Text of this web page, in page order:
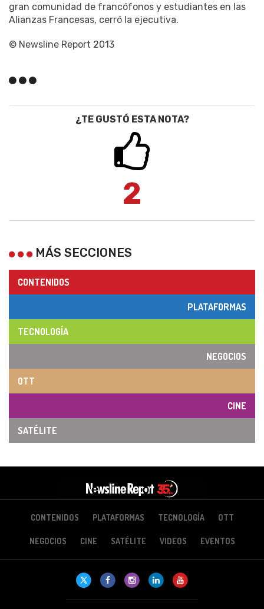
gran comunidad de francófonos y estudiantes en las
Alianzas Francesas, cerró la ejecutiva.
© Newsline Report 2013
¿TE GUSTÓ ESTA NOTA?
2
MÁS SECCIONES
CONTENIDOS
PLATAFORMAS
TECNOLOGÍA
NEGOCIOS
OTT
CINE
SATÉLITE
CONTENIDOS PLATAFORMAS TECNOLOGÍA OTT
NEGOCIOS CINE SATÉLITE VIDEOS EVENTOS